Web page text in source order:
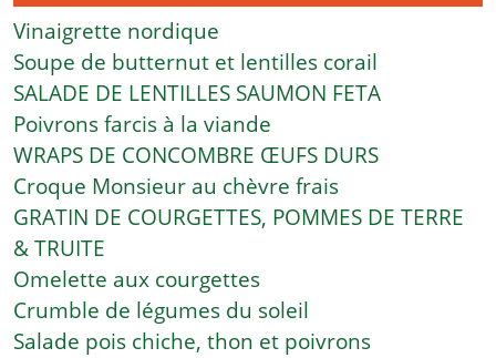
Vinaigrette nordique
Soupe de butternut et lentilles corail
SALADE DE LENTILLES SAUMON FETA
Poivrons farcis à la viande
WRAPS DE CONCOMBRE ŒUFS DURS
Croque Monsieur au chèvre frais
GRATIN DE COURGETTES, POMMES DE TERRE
& TRUITE
Omelette aux courgettes
Crumble de légumes du soleil
Salade pois chiche, thon et poivrons